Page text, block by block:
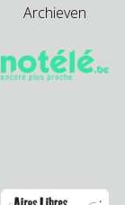
Archieven